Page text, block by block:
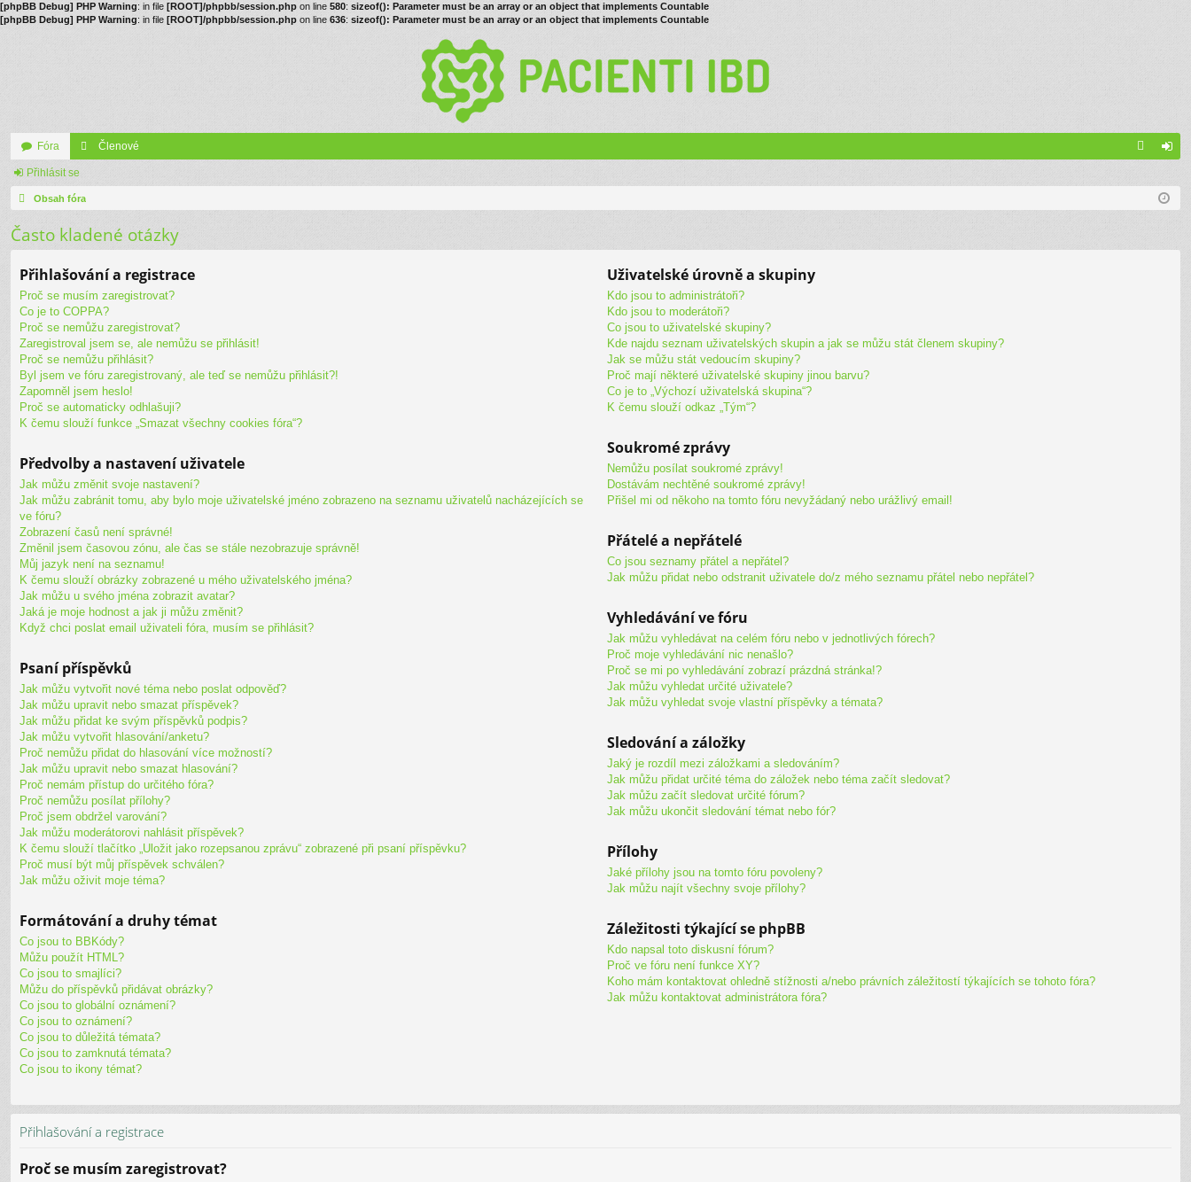
[phpBB Debug] PHP Warning: in file [ROOT]/phpbb/session.php on line 580: sizeof(): Parameter must be an array or an object that implements Countable
[phpBB Debug] PHP Warning: in file [ROOT]/phpbb/session.php on line 636: sizeof(): Parameter must be an array or an object that implements Countable
Fóra Členové
lá
se
Přihlásit se
Obsah fóra
Často kladené otázky
Přihlašování a registrace
Proč se musím zaregistrovat?
Co je to COPPA?
Proč se nemůžu zaregistrovat?
Zaregistroval jsem se, ale nemůžu se přihlásit!
Proč se nemůžu přihlásit?
Byl jsem ve fóru zaregistrovaný, ale teď se nemůžu přihlásit?!
Zapomněl jsem heslo!
Proč se automaticky odhlašuji?
K čemu slouží funkce „Smazat všechny cookies fóra“?
Předvolby a nastavení uživatele
Jak můžu změnit svoje nastavení?
Jak můžu zabránit tomu, aby bylo moje uživatelské jméno zobrazeno na seznamu uživatelů nacházejících se
ve fóru?
Zobrazení časů není správné!
Změnil jsem časovou zónu, ale čas se stále nezobrazuje správně!
Můj jazyk není na seznamu!
K čemu slouží obrázky zobrazené u mého uživatelského jména?
Jak můžu u svého jména zobrazit avatar?
Jaká je moje hodnost a jak ji můžu změnit?
Když chci poslat email uživateli fóra, musím se přihlásit?
Psaní příspěvků
Jak můžu vytvořit nové téma nebo poslat odpověď?
Jak můžu upravit nebo smazat příspěvek?
Jak můžu přidat ke svým příspěvků podpis?
Jak můžu vytvořit hlasování/anketu?
Proč nemůžu přidat do hlasování více možností?
Jak můžu upravit nebo smazat hlasování?
Proč nemám přístup do určitého fóra?
Proč nemůžu posílat přílohy?
Proč jsem obdržel varování?
Jak můžu moderátorovi nahlásit příspěvek?
K čemu slouží tlačítko „Uložit jako rozepsanou zprávu“ zobrazené při psaní příspěvku?
Proč musí být můj příspěvek schválen?
Jak můžu oživit moje téma?
Formátování a druhy témat
Co jsou to BBKódy?
Můžu použít HTML?
Co jsou to smajlíci?
Můžu do příspěvků přidávat obrázky?
Co jsou to globální oznámení?
Co jsou to oznámení?
Co jsou to důležitá témata?
Co jsou to zamknutá témata?
Co jsou to ikony témat?
Uživatelské úrovně a skupiny
Kdo jsou to administrátoři?
Kdo jsou to moderátoři?
Co jsou to uživatelské skupiny?
Kde najdu seznam uživatelských skupin a jak se můžu stát členem skupiny?
Jak se můžu stát vedoucím skupiny?
Proč mají některé uživatelské skupiny jinou barvu?
Co je to „Výchozí uživatelská skupina“?
K čemu slouží odkaz „Tým“?
Soukromé zprávy
Nemůžu posílat soukromé zprávy!
Dostávám nechtěné soukromé zprávy!
Přišel mi od někoho na tomto fóru nevyžádaný nebo urážlivý email!
Přátelé a nepřátelé
Co jsou seznamy přátel a nepřátel?
Jak můžu přidat nebo odstranit uživatele do/z mého seznamu přátel nebo nepřátel?
Vyhledávání ve fóru
Jak můžu vyhledávat na celém fóru nebo v jednotlivých fórech?
Proč moje vyhledávání nic nenašlo?
Proč se mi po vyhledávání zobrazí prázdná stránka!?
Jak můžu vyhledat určité uživatele?
Jak můžu vyhledat svoje vlastní příspěvky a témata?
Sledování a záložky
Jaký je rozdíl mezi záložkami a sledováním?
Jak můžu přidat určité téma do záložek nebo téma začít sledovat?
Jak můžu začít sledovat určité fórum?
Jak můžu ukončit sledování témat nebo fór?
Přílohy
Jaké přílohy jsou na tomto fóru povoleny?
Jak můžu najít všechny svoje přílohy?
Záležitosti týkající se phpBB
Kdo napsal toto diskusní fórum?
Proč ve fóru není funkce XY?
Koho mám kontaktovat ohledně stížnosti a/nebo právních záležitostí týkajících se tohoto fóra?
Jak můžu kontaktovat administrátora fóra?
Přihlašování a registrace
Proč se musím zaregistrovat?